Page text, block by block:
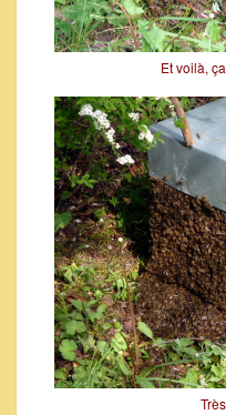
Et voilà,